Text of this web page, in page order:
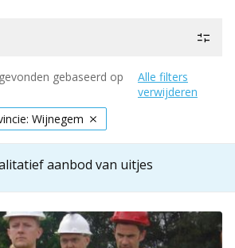
gebaseerd op
Alle filters
verwijderen
Wijnegem
aanbod van uitjes